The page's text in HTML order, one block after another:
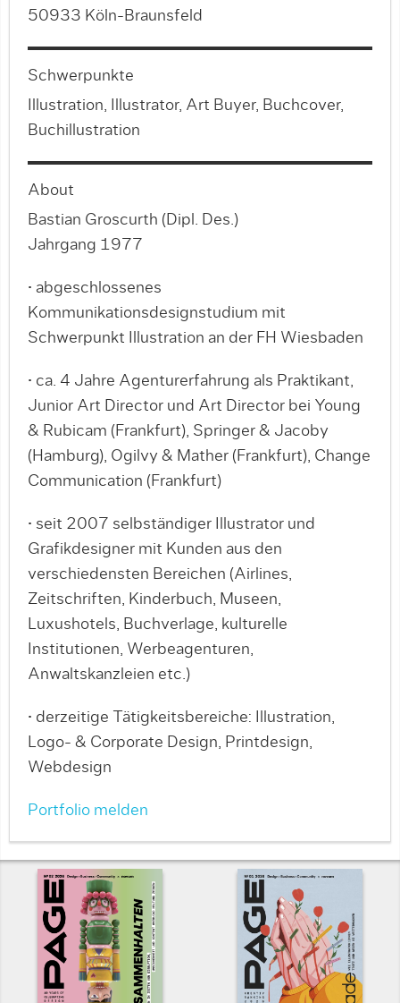
50933 Köln-Braunsfeld
Schwerpunkte
Illustration, Illustrator, Art Buyer, Buchcover,
Buchillustration
About
Bastian Groscurth (Dipl. Des.)
Jahrgang 1977
• abgeschlossenes
Kommunikationsdesignstudium mit
Schwerpunkt Illustration an der FH Wiesbaden
• ca. 4 Jahre Agenturerfahrung als Praktikant,
Junior Art Director und Art Director bei Young
& Rubicam (Frankfurt), Springer & Jacoby
(Hamburg), Ogilvy & Mather (Frankfurt), Change
Communication (Frankfurt)
• seit 2007 selbständiger Illustrator und
Grafikdesigner mit Kunden aus den
verschiedensten Bereichen (Airlines,
Zeitschriften, Kinderbuch, Museen,
Luxushotels, Buchverlage, kulturelle
Institutionen, Werbeagenturen,
Anwaltskanzleien etc.)
• derzeitige Tätigkeitsbereiche: Illustration,
Logo- & Corporate Design, Printdesign,
Webdesign
Portfolio melden